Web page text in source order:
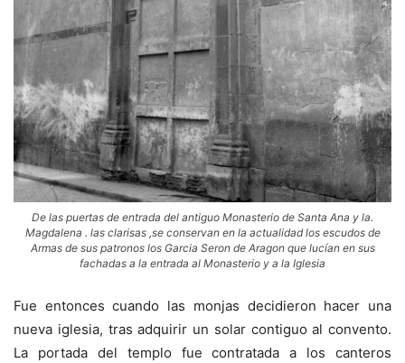
De las puertas de entrada del antiguo Monasterio de Santa Ana y la.
Magdalena . las clarisas ,se conservan en la actualidad los escudos de
Armas de sus patronos los Garcia Seron de Aragon que lucían en sus
fachadas a la entrada al Monasterio y a la Iglesia
Fue entonces cuando las monjas decidieron hacer una
nueva iglesia, tras adquirir un solar contiguo al convento.
La portada del templo fue contratada a los canteros